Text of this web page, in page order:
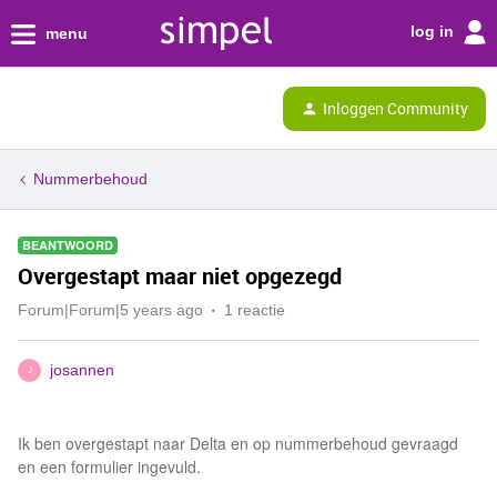
menu log in
Inloggen Community
Nummerbehoud
BEANTWOORD
Overgestapt maar niet opgezegd
Forum|Forum|5 years ago 1 reactie
J josannen
Ik ben overgestapt naar Delta en op nummerbehoud gevraagd
en een formulier ingevuld.